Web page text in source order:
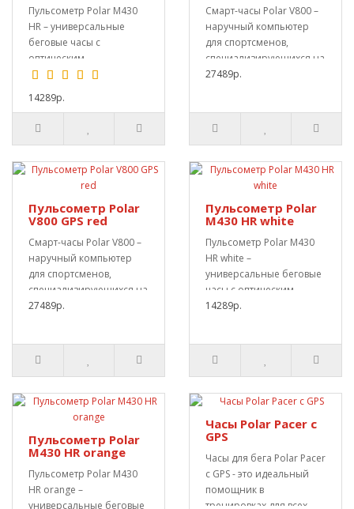
Пульсометр Polar M430
HR – универсальные
беговые часы с
оптическим
пульсометром для
14289р.
Смарт-часы Polar V800 –
наручный компьютер
для спортсменов,
специализирующихся на
беге и триатл..
27489р.
Пульсометр Polar
V800 GPS red
Смарт-часы Polar V800 –
наручный компьютер
для спортсменов,
специализирующихся на
беге и триатлоне.С..
27489р.
Пульсометр Polar
M430 HR white
Пульсометр Polar M430
HR white –
универсальные беговые
часы с оптическим
пульсометром для
14289р.
Пульсометр Polar
M430 HR orange
Пульсометр Polar M430
HR orange –
универсальные беговые
Часы Polar Pacer с
GPS
Часы для бега Polar Pacer
с GPS - это идеальный
помощник в
тренировках для всех